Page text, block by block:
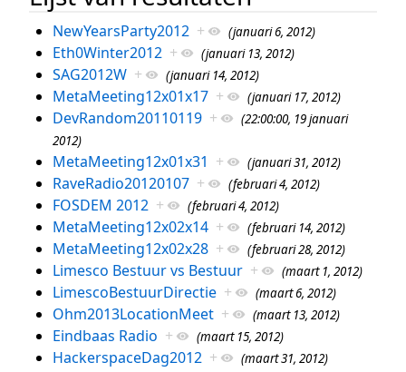
NewYearsParty2012 + (januari 6, 2012)
Eth0Winter2012 + (januari 13, 2012)
SAG2012W + (januari 14, 2012)
MetaMeeting12x01x17 + (januari 17, 2012)
DevRandom20110119 +
(22:00:00, 19 januari
2012)
MetaMeeting12x01x31 + (januari 31, 2012)
RaveRadio20120107 + (februari 4, 2012)
FOSDEM 2012 + (februari 4, 2012)
MetaMeeting12x02x14 + (februari 14, 2012)
MetaMeeting12x02x28 + (februari 28, 2012)
Limesco Bestuur vs Bestuur + (maart 1, 2012)
LimescoBestuurDirectie + (maart 6, 2012)
Ohm2013LocationMeet + (maart 13, 2012)
Eindbaas Radio + (maart 15, 2012)
HackerspaceDag2012 + (maart 31, 2012)